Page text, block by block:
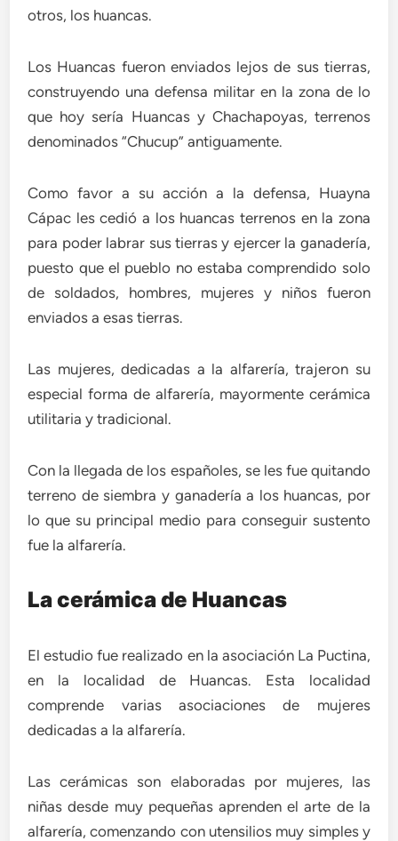
otros, los huancas.
Los Huancas fueron enviados lejos de sus tierras,
construyendo una defensa militar en la zona de lo
que hoy sería Huancas y Chachapoyas, terrenos
denominados “Chucup” antiguamente.
Como favor a su acción a la defensa, Huayna
Cápac les cedió a los huancas terrenos en la zona
para poder labrar sus tierras y ejercer la ganadería,
puesto que el pueblo no estaba comprendido solo
de soldados, hombres, mujeres y niños fueron
enviados a esas tierras.
Las mujeres, dedicadas a la alfarería, trajeron su
especial forma de alfarería, mayormente cerámica
utilitaria y tradicional.
Con la llegada de los españoles, se les fue quitando
terreno de siembra y ganadería a los huancas, por
lo que su principal medio para conseguir sustento
fue la alfarería.
La cerámica de Huancas
El estudio fue realizado en la asociación La Puctina,
en la localidad de Huancas. Esta localidad
comprende varias asociaciones de mujeres
dedicadas a la alfarería.
Las cerámicas son elaboradas por mujeres, las
niñas desde muy pequeñas aprenden el arte de la
alfarería, comenzando con utensilios muy simples y